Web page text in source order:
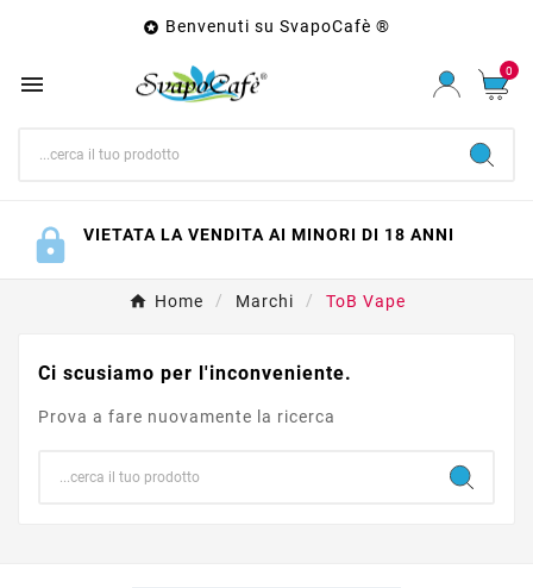
 Benvenuti su SvapoCafè ®
 0
VIETATA LA VENDITA AI MINORI DI 18 ANNI
Home Marchi ToB Vape
Ci scusiamo per l'inconveniente.
Prova a fare nuovamente la ricerca